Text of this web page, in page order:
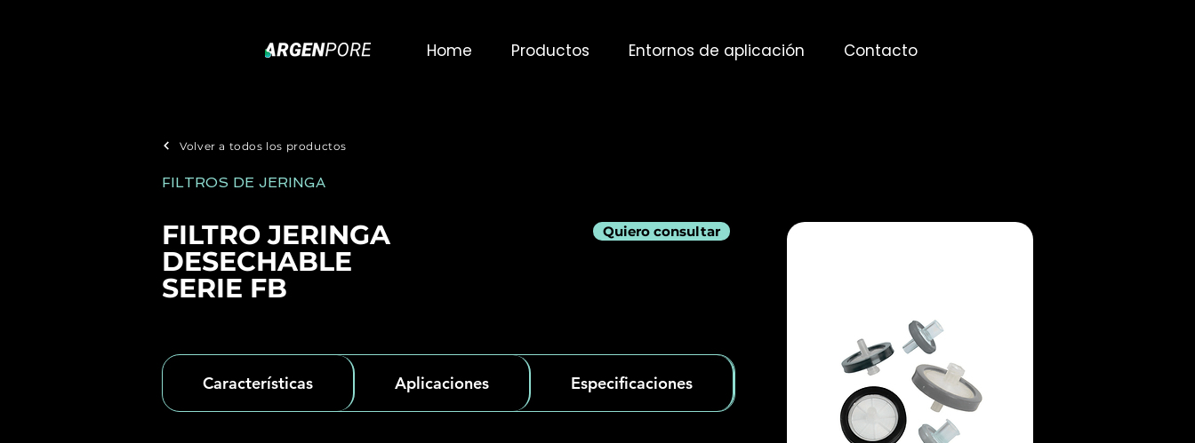
Home Productos Entornos de aplicación Contacto
Volver a todos los productos
FILTROS DE JERINGA
FILTRO JERINGA
DESECHABLE
SERIE FB
Quiero consultar
Características Aplicaciones Especificaciones